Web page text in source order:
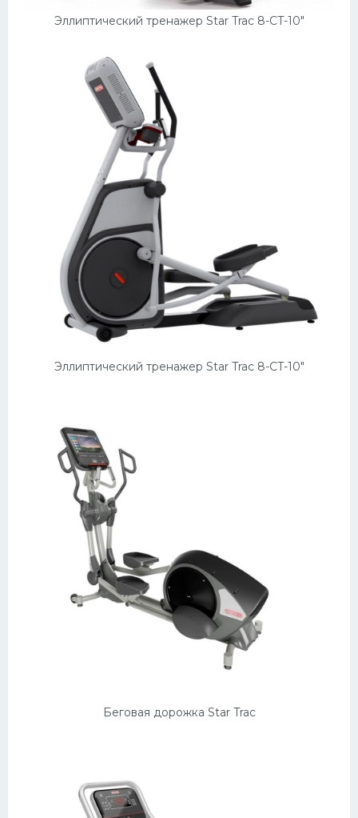
Эллиптический тренажер Star Trac 8-CT-10"
Эллиптический тренажер Star Trac 8-CT-10"
Беговая дорожка Star Trac